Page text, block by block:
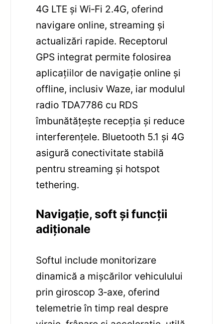
4G LTE și Wi‑Fi 2.4G, oferind
navigare online, streaming și
actualizări rapide. Receptorul
GPS integrat permite folosirea
aplicațiilor de navigație online și
offline, inclusiv Waze, iar modulul
radio TDA7786 cu RDS
îmbunătățește recepția și reduce
interferențele. Bluetooth 5.1 și 4G
asigură conectivitate stabilă
pentru streaming și hotspot
tethering.
Navigație, soft și funcții
adiționale
Softul include monitorizare
dinamică a mișcărilor vehiculului
prin giroscop 3‑axe, oferind
telemetrie în timp real despre